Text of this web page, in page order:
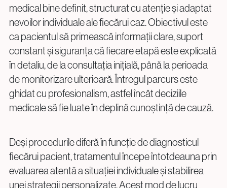
medical bine definit, structurat cu atenție și adaptat
nevoilor individuale ale fiecărui caz. Obiectivul este
ca pacientul să primească informații clare, suport
constant și siguranța că fiecare etapă este explicată
în detaliu, de la consultația inițială, până la perioada
de monitorizare ulterioară. Întregul parcurs este
ghidat cu profesionalism, astfel încât deciziile
medicale să fie luate în deplină cunoștință de cauză.
Deși procedurile diferă în funcție de diagnosticul
fiecărui pacient, tratamentul începe întotdeauna prin
evaluarea atentă a situației individuale și stabilirea
unei strategii personalizate. Acest mod de lucru